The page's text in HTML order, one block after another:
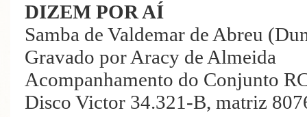
DIZEM POR AÍ
Samba de Valdemar de Abreu
Gravado por Aracy de Almeida
Acompanhamento do Conjunto
Disco Victor 34.321-B, matriz